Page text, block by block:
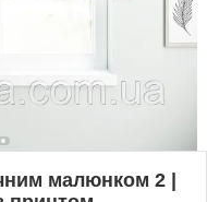
малюнком 2 |